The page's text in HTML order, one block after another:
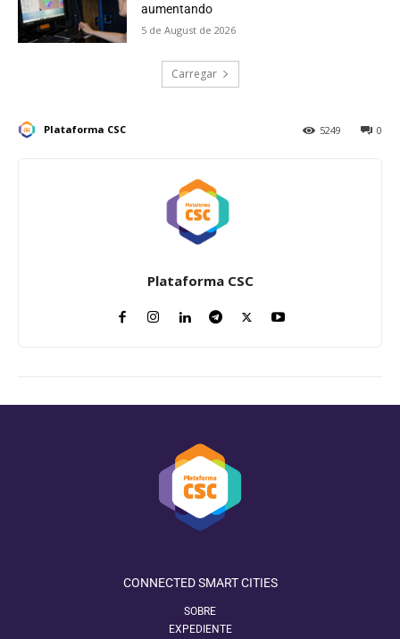
aumentando
5 de August de 2026
Carregar
Plataforma CSC 0
5249
Plataforma CSC
CONNECTED SMART CITIES
SOBRE
EXPEDIENTE